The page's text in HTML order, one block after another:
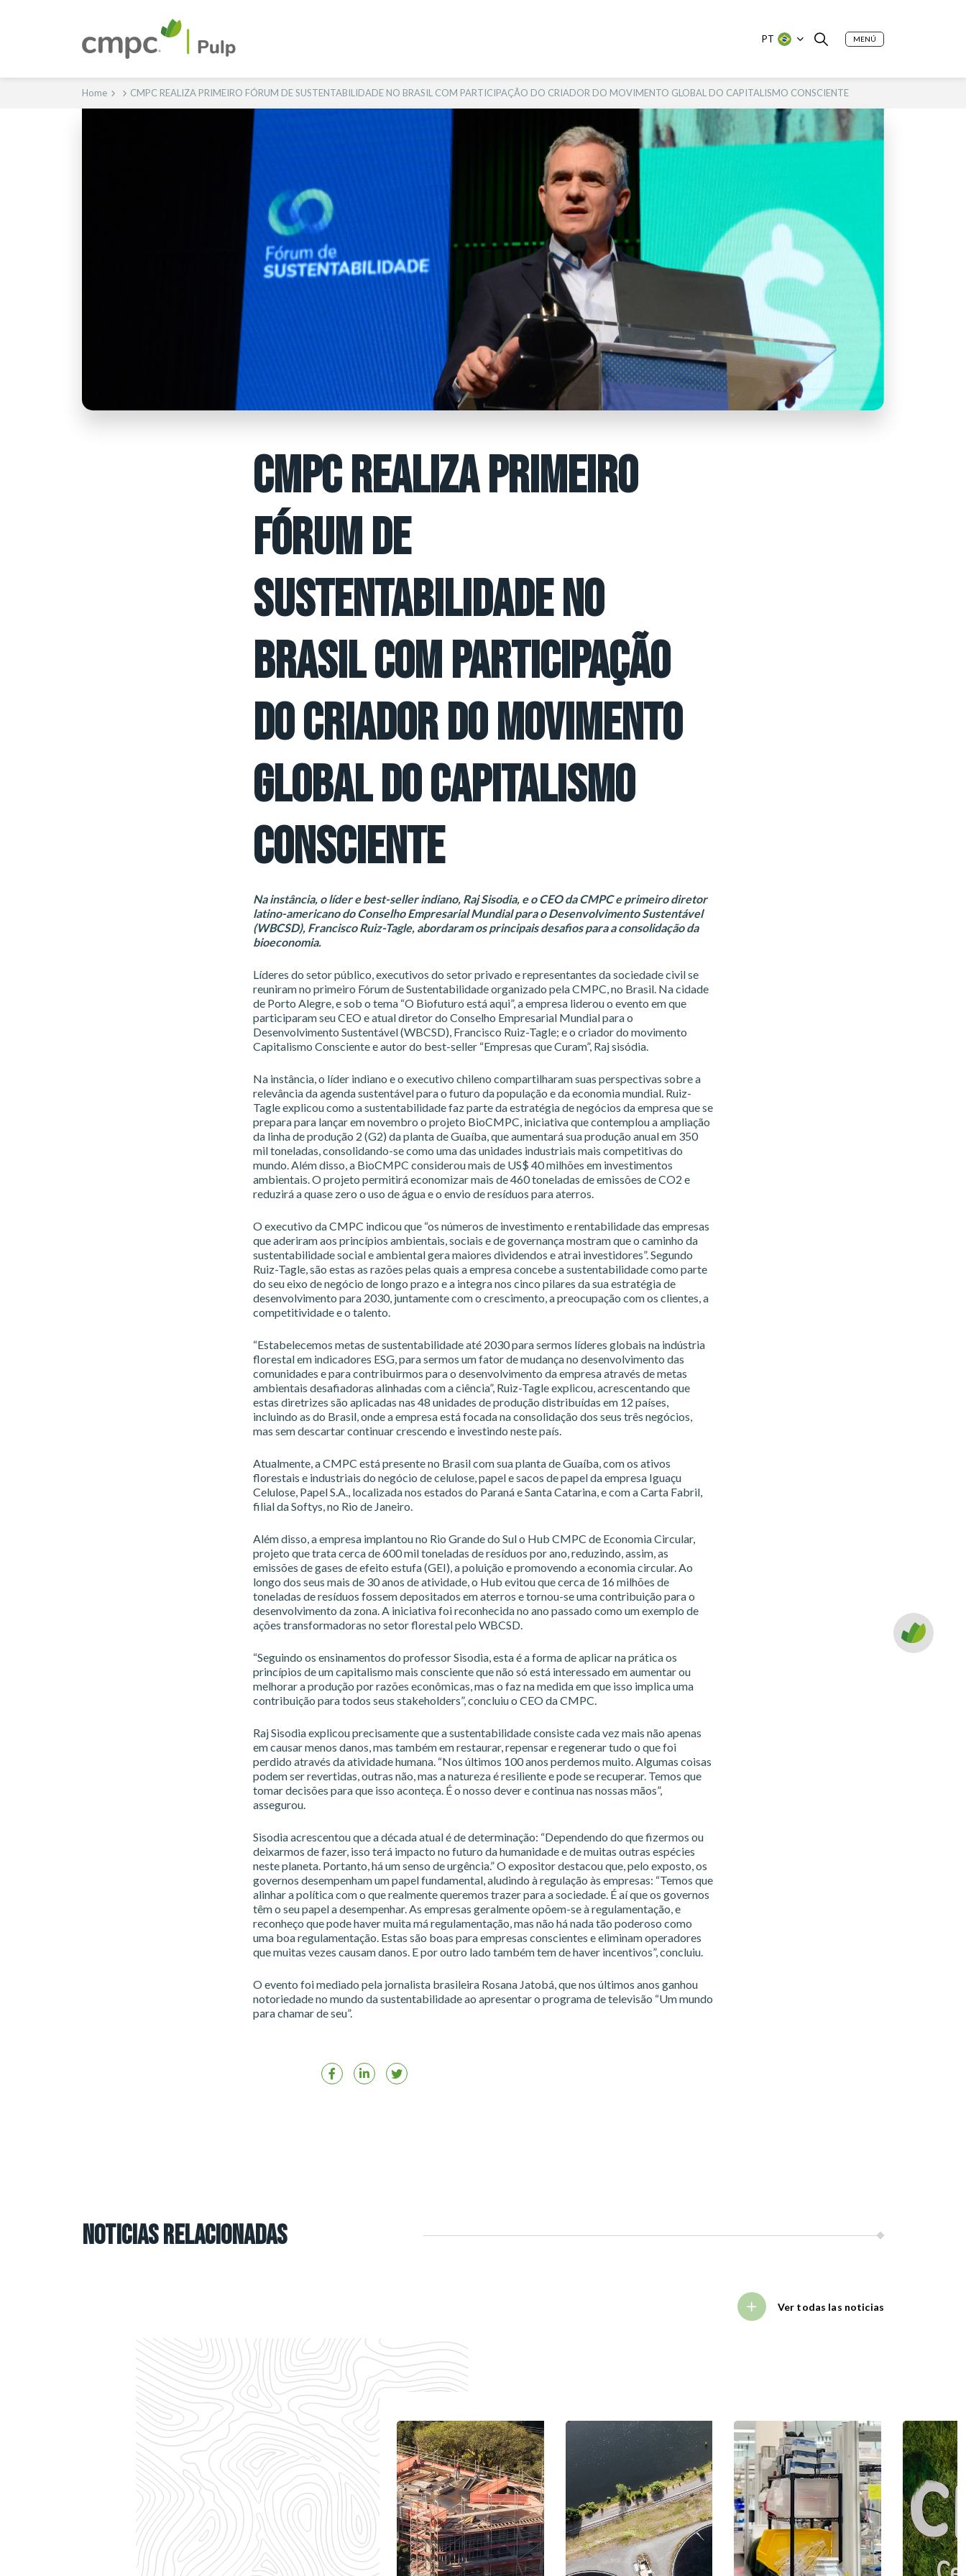
PT MENÚ
Home CMPC REALIZA PRIMEIRO FÓRUM DE SUSTENTABILIDADE NO BRASIL COM PARTICIPAÇÃO DO CRIADOR DO MOVIMENTO GLOBAL DO CAPITALISMO CONSCIENTE
CMPC REALIZA PRIMEIRO
FÓRUM DE
SUSTENTABILIDADE NO
BRASIL COM PARTICIPAÇÃO
DO CRIADOR DO MOVIMENTO
GLOBAL DO CAPITALISMO
CONSCIENTE
Na instância, o líder e best-seller indiano, Raj Sisodia, e o CEO da CMPC e primeiro diretor
latino-americano do Conselho Empresarial Mundial para o Desenvolvimento Sustentável
(WBCSD), Francisco Ruiz-Tagle, abordaram os principais desafios para a consolidação da
bioeconomia.
Líderes do setor público, executivos do setor privado e representantes da sociedade civil se
reuniram no primeiro Fórum de Sustentabilidade organizado pela CMPC, no Brasil. Na cidade
de Porto Alegre, e sob o tema “O Biofuturo está aqui”, a empresa liderou o evento em que
participaram seu CEO e atual diretor do Conselho Empresarial Mundial para o
Desenvolvimento Sustentável (WBCSD), Francisco Ruiz-Tagle; e o criador do movimento
Capitalismo Consciente e autor do best-seller “Empresas que Curam”, Raj sisódia.
Na instância, o líder indiano e o executivo chileno compartilharam suas perspectivas sobre a
relevância da agenda sustentável para o futuro da população e da economia mundial. Ruiz-
Tagle explicou como a sustentabilidade faz parte da estratégia de negócios da empresa que se
prepara para lançar em novembro o projeto BioCMPC, iniciativa que contemplou a ampliação
da linha de produção 2 (G2) da planta de Guaíba, que aumentará sua produção anual em 350
mil toneladas, consolidando-se como uma das unidades industriais mais competitivas do
mundo. Além disso, a BioCMPC considerou mais de US$ 40 milhões em investimentos
ambientais. O projeto permitirá economizar mais de 460 toneladas de emissões de CO2 e
reduzirá a quase zero o uso de água e o envio de resíduos para aterros.
O executivo da CMPC indicou que “os números de investimento e rentabilidade das empresas
que aderiram aos princípios ambientais, sociais e de governança mostram que o caminho da
sustentabilidade social e ambiental gera maiores dividendos e atrai investidores”. Segundo
Ruiz-Tagle, são estas as razões pelas quais a empresa concebe a sustentabilidade como parte
do seu eixo de negócio de longo prazo e a integra nos cinco pilares da sua estratégia de
desenvolvimento para 2030, juntamente com o crescimento, a preocupação com os clientes, a
competitividade e o talento.
“Estabelecemos metas de sustentabilidade até 2030 para sermos líderes globais na indústria
florestal em indicadores ESG, para sermos um fator de mudança no desenvolvimento das
comunidades e para contribuirmos para o desenvolvimento da empresa através de metas
ambientais desafiadoras alinhadas com a ciência”, Ruiz-Tagle explicou, acrescentando que
estas diretrizes são aplicadas nas 48 unidades de produção distribuídas em 12 países,
incluindo as do Brasil, onde a empresa está focada na consolidação dos seus três negócios,
mas sem descartar continuar crescendo e investindo neste país.
Atualmente, a CMPC está presente no Brasil com sua planta de Guaíba, com os ativos
florestais e industriais do negócio de celulose, papel e sacos de papel da empresa Iguaçu
Celulose, Papel S.A., localizada nos estados do Paraná e Santa Catarina, e com a Carta Fabril,
filial da Softys, no Rio de Janeiro.
Além disso, a empresa implantou no Rio Grande do Sul o Hub CMPC de Economia Circular,
projeto que trata cerca de 600 mil toneladas de resíduos por ano, reduzindo, assim, as
emissões de gases de efeito estufa (GEI), a poluição e promovendo a economia circular. Ao
longo dos seus mais de 30 anos de atividade, o Hub evitou que cerca de 16 milhões de
toneladas de resíduos fossem depositados em aterros e tornou-se uma contribuição para o
desenvolvimento da zona. A iniciativa foi reconhecida no ano passado como um exemplo de
ações transformadoras no setor florestal pelo WBCSD.
“Seguindo os ensinamentos do professor Sisodia, esta é a forma de aplicar na prática os
princípios de um capitalismo mais consciente que não só está interessado em aumentar ou
melhorar a produção por razões econômicas, mas o faz na medida em que isso implica uma
contribuição para todos seus stakeholders”, concluiu o CEO da CMPC.
Raj Sisodia explicou precisamente que a sustentabilidade consiste cada vez mais não apenas
em causar menos danos, mas também em restaurar, repensar e regenerar tudo o que foi
perdido através da atividade humana. “Nos últimos 100 anos perdemos muito. Algumas coisas
podem ser revertidas, outras não, mas a natureza é resiliente e pode se recuperar. Temos que
tomar decisões para que isso aconteça. É o nosso dever e continua nas nossas mãos”,
assegurou.
Sisodia acrescentou que a década atual é de determinação: “Dependendo do que fizermos ou
deixarmos de fazer, isso terá impacto no futuro da humanidade e de muitas outras espécies
neste planeta. Portanto, há um senso de urgência.” O expositor destacou que, pelo exposto, os
governos desempenham um papel fundamental, aludindo à regulação às empresas: “Temos que
alinhar a política com o que realmente queremos trazer para a sociedade. É aí que os governos
têm o seu papel a desempenhar. As empresas geralmente opõem-se à regulamentação, e
reconheço que pode haver muita má regulamentação, mas não há nada tão poderoso como
uma boa regulamentação. Estas são boas para empresas conscientes e eliminam operadores
que muitas vezes causam danos. E por outro lado também tem de haver incentivos”, concluiu.
O evento foi mediado pela jornalista brasileira Rosana Jatobá, que nos últimos anos ganhou
notoriedade no mundo da sustentabilidade ao apresentar o programa de televisão “Um mundo
para chamar de seu”.
NOTICIAS RELACIONADAS
Ver todas las noticias